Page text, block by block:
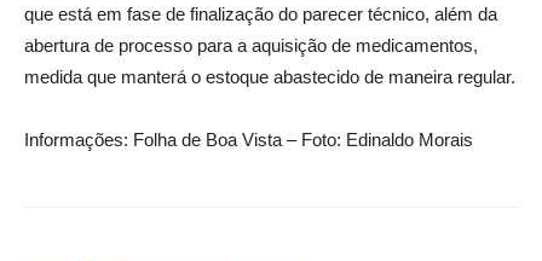
que está em fase de finalização do parecer técnico, além da
abertura de processo para a aquisição de medicamentos,
medida que manterá o estoque abastecido de maneira regular.
Informações: Folha de Boa Vista – Foto: Edinaldo Morais